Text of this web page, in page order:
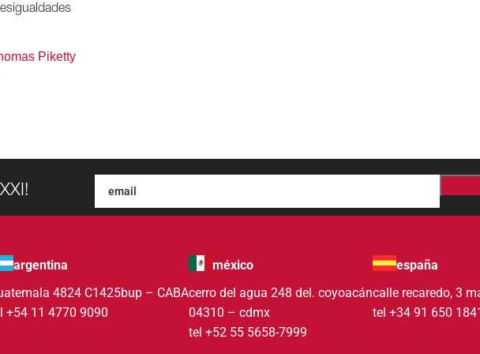
Piketty
argentina
4824 C1425bup – CABA
+54 11 4770 9090
méxico
cerro del agua 248 del. coyoacán
04310 – cdmx
tel +52 55 5658-7999
españa
calle recaredo, 3
tel +34 91 650